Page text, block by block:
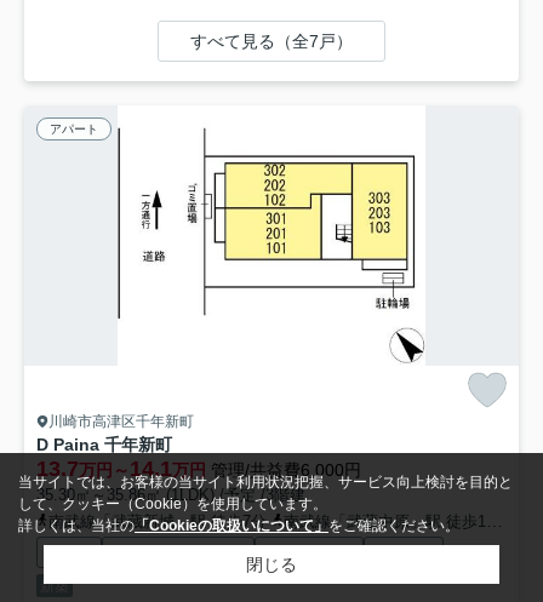
すべて見る（全7戸）
アパート
川崎市高津区千年新町
D Paina 千年新町
13.7万円～ 14.1万円 管理/共益費6,000円
35.30㎡～35.86㎡ (1LDK) /予定 /3階建
南武線「武蔵新城」駅 徒歩7分
南武線「武蔵中原」駅 徒歩14分
新築
当サイトでは、お客様の当サイト利用状況把握、サービス向上検討を目的と
して、クッキー（Cookie）を使用しています。
詳しくは、当社の「Cookieの取扱いについて」をご確認ください。
閉じる